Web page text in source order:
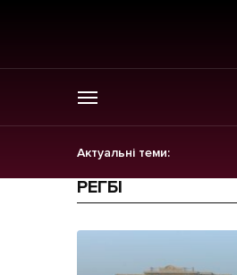
Актуальні теми:
ГОЛОВНЕ
Новини
Політика
РЕГБІ